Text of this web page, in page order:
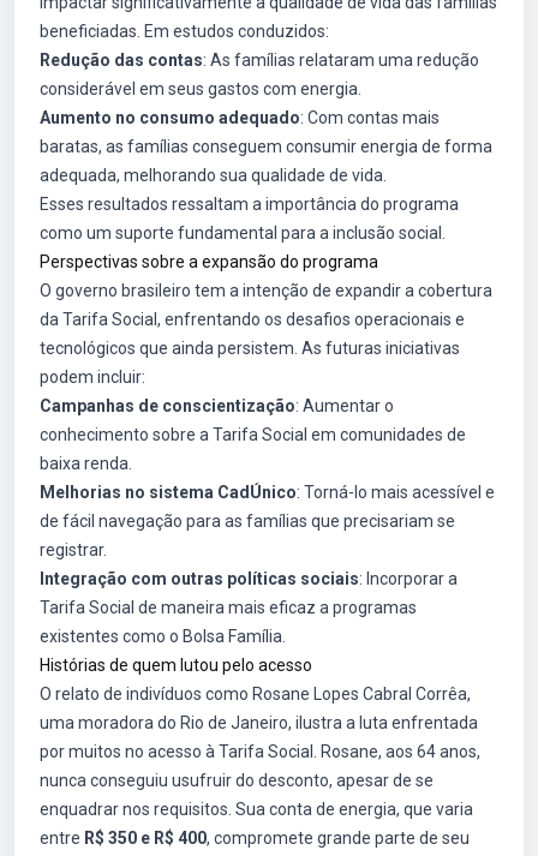
beneficiadas. Em estudos conduzidos:
Redução das contas: As famílias relataram uma redução
considerável em seus gastos com energia.
Aumento no consumo adequado: Com contas mais
baratas, as famílias conseguem consumir energia de forma
adequada, melhorando sua qualidade de vida.
Esses resultados ressaltam a importância do programa
como um suporte fundamental para a inclusão social.
Perspectivas sobre a expansão do programa
O governo brasileiro tem a intenção de expandir a cobertura
da Tarifa Social, enfrentando os desafios operacionais e
tecnológicos que ainda persistem. As futuras iniciativas
podem incluir:
Campanhas de conscientização: Aumentar o
conhecimento sobre a Tarifa Social em comunidades de
baixa renda.
Melhorias no sistema CadÚnico: Torná-lo mais acessível e
de fácil navegação para as famílias que precisariam se
registrar.
Integração com outras políticas sociais: Incorporar a
Tarifa Social de maneira mais eficaz a programas
existentes como o Bolsa Família.
Histórias de quem lutou pelo acesso
O relato de indivíduos como Rosane Lopes Cabral Corrêa,
uma moradora do Rio de Janeiro, ilustra a luta enfrentada
por muitos no acesso à Tarifa Social. Rosane, aos 64 anos,
nunca conseguiu usufruir do desconto, apesar de se
enquadrar nos requisitos. Sua conta de energia, que varia
entre R$ 350 e R$ 400, compromete grande parte de seu